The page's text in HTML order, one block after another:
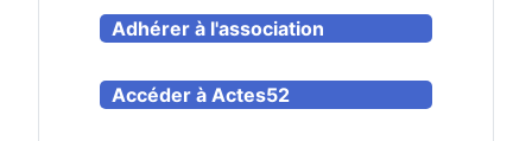
Adhérer à l'association
Accéder à Actes52